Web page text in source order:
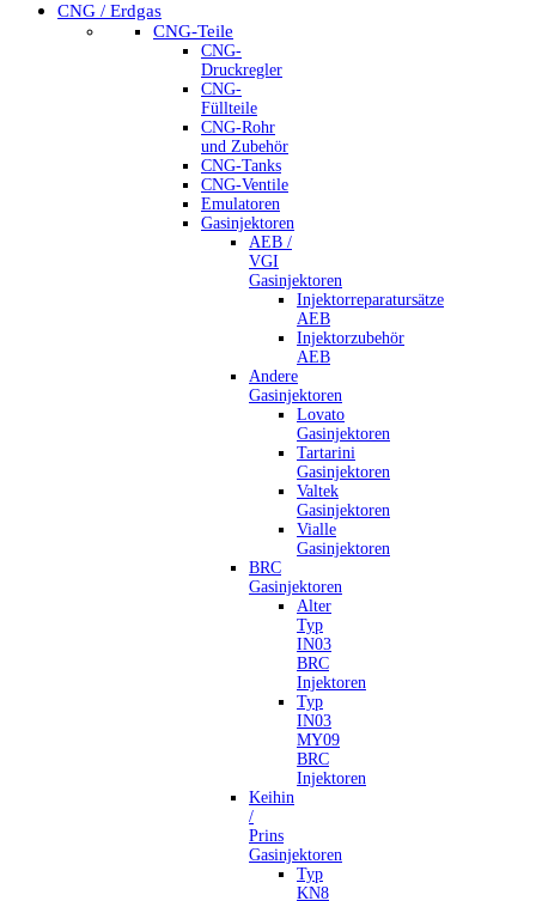
CNG / Erdgas
CNG-Teile
CNG-
Druckregler
CNG-
Füllteile
CNG-Rohr
und Zubehör
CNG-Tanks
CNG-Ventile
Emulatoren
Gasinjektoren
AEB /
VGI
Gasinjektoren
Injektorreparatursätze
AEB
Injektorzubehör
AEB
Andere
Gasinjektoren
Lovato
Gasinjektoren
Tartarini
Gasinjektoren
Valtek
Gasinjektoren
Vialle
Gasinjektoren
BRC
Gasinjektoren
Alter
Typ
IN03
BRC
Injektoren
Typ
IN03
MY09
BRC
Injektoren
Keihin
/
Prins
Gasinjektoren
Typ
KN8